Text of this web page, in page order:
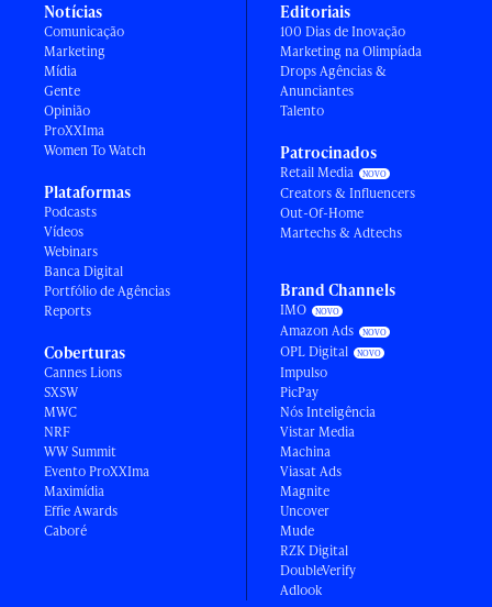
Notícias
Comunicação
Marketing
Mídia
Gente
Opinião
ProXXIma
Women To Watch
Plataformas
Podcasts
Vídeos
Webinars
Banca Digital
Portfólio de Agências
Reports
Coberturas
Cannes Lions
SXSW
MWC
NRF
WW Summit
Evento ProXXIma
Maximídia
Effie Awards
Caboré
Editoriais
100 Dias de Inovação
Marketing na Olimpíada
Drops Agências &
Anunciantes
Talento
Patrocinados
Retail Media
Creators & Influencers
Out-Of-Home
Martechs & Adtechs
Brand Channels
IMO
Amazon Ads
OPL Digital
Impulso
PicPay
Nós Inteligência
Vistar Media
Machina
Viasat Ads
Magnite
Uncover
Mude
RZK Digital
DoubleVerify
Adlook